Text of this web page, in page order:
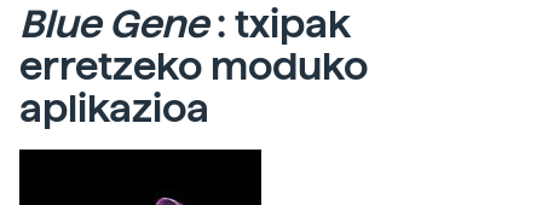
Blue Gene: txipak
erretzeko moduko
aplikazioa